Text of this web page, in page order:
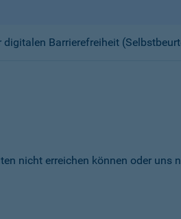
Barrierefreiheit
nicht erreichen können oder uns